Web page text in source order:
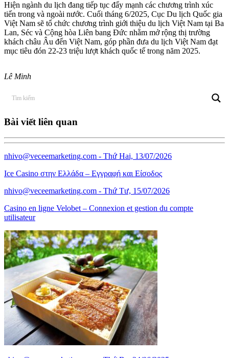
Hiện ngành du lịch đang tiếp tục đẩy mạnh các chương trình xúc
tiến trong và ngoài nước. Cuối tháng 6/2025, Cục Du lịch Quốc gia
Việt Nam sẽ tổ chức chương trình giới thiệu du lịch Việt Nam tại Ba
Lan, Séc và Cộng hòa Liên bang Đức nhằm mở rộng thị trường
khách châu Âu đến Việt Nam, góp phần đưa du lịch Việt Nam đạt
mục tiêu đón 22-23 triệu lượt khách quốc tế trong năm 2025.
Lê Minh
Bài viết liên quan
nhivo@veceemarketing.com - Thứ Hai, 13/07/2026
Ice Casino στην Ελλάδα – Εγγραφή και Είσοδος
nhivo@veceemarketing.com - Thứ Tư, 15/07/2026
Casino en ligne Velobet – Connexion et gestion du compte
utilisateur